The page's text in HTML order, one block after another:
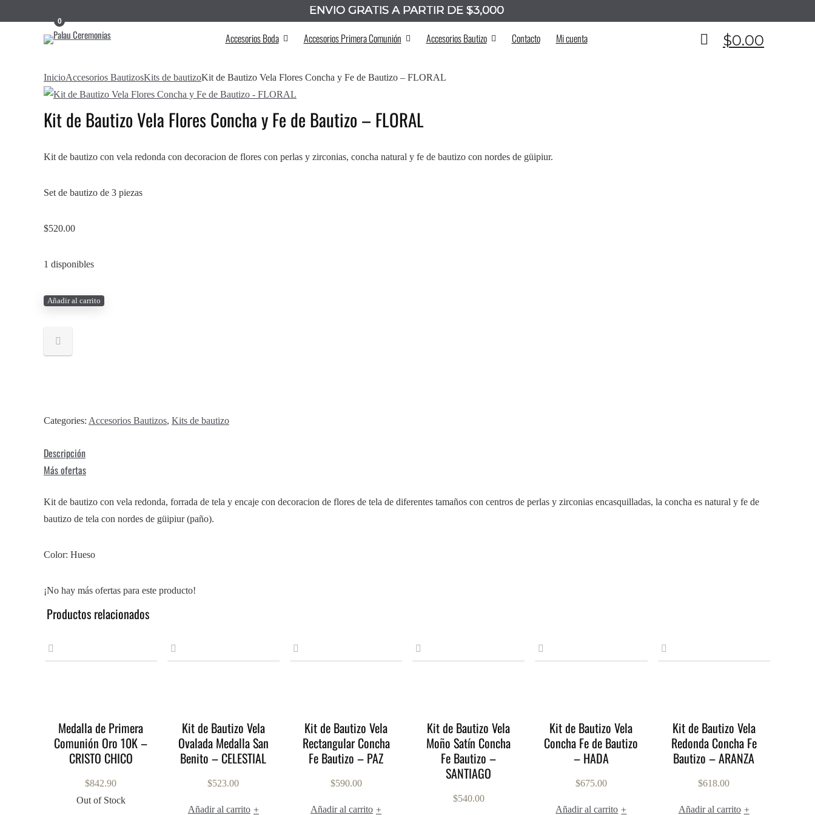
ENVÍO GRATIS A PARTIR DE $3,000
Accesorios Boda Accesorios Primera Comunión Accesorios Bautizo Contacto Mi cuenta
0
$0.00
InicioAccesorios BautizosKits de bautizoKit de Bautizo Vela Flores Concha y Fe de Bautizo – FLORAL
Kit de Bautizo Vela Flores Concha y Fe de Bautizo – FLORAL
Kit de bautizo con vela redonda con decoracion de flores con perlas y zirconias, concha natural y fe de bautizo con nordes de güipiur.
Set de bautizo de 3 piezas
$520.00
1 disponibles
Kit
Fe
Bautizo
-
cantidad
Añadir al carrito
Categories: Accesorios Bautizos, Kits de bautizo
Descripción
Más ofertas
Kit de bautizo con vela redonda, forrada de tela y encaje con decoracion de flores de tela de diferentes tamaños con centros de perlas y zirconias encasquilladas, la concha es natural y fe de
bautizo de tela con nordes de güipiur (paño).
Color: Hueso
¡No hay más ofertas para este producto!
Productos relacionados
Medalla de Primera
Comunión Oro 10K –
CRISTO CHICO
$842.90
Out of Stock
Kit de Bautizo Vela
Ovalada Medalla San
Benito – CELESTIAL
$523.00
Añadir al carrito +
Kit de Bautizo Vela
Rectangular Concha
Fe Bautizo – PAZ
$590.00
Añadir al carrito +
Kit de Bautizo Vela
Moño Satín Concha
Fe Bautizo –
SANTIAGO
$540.00
Kit de Bautizo Vela
Concha Fe de Bautizo
– HADA
$675.00
Añadir al carrito +
Kit de Bautizo Vela
Redonda Concha Fe
Bautizo – ARANZA
$618.00
Añadir al carrito +